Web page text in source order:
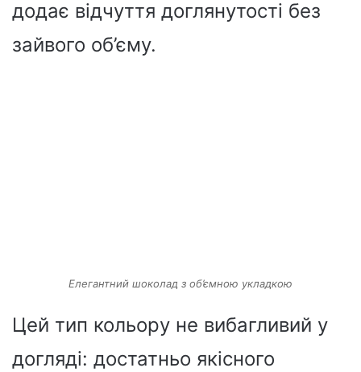
додає відчуття доглянутості без
зайвого об’єму.
Елегантний шоколад з об’ємною укладкою
Цей тип кольору не вибагливий у
догляді: достатньо якісного